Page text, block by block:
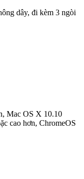
dây, đi kèm 3 ngòi
Mac OS X 10.10
cao hơn, ChromeOS